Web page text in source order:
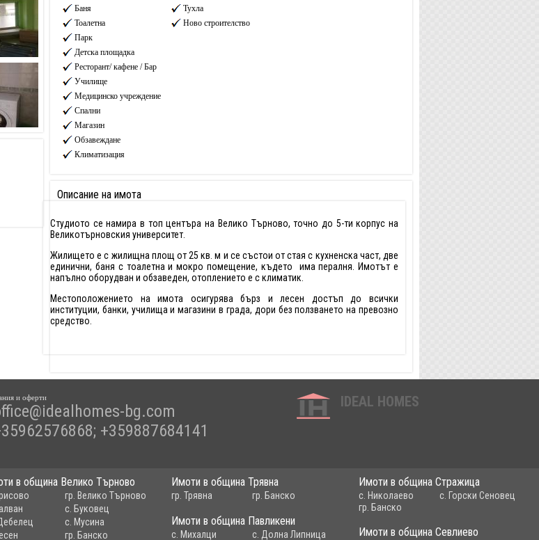
Баня
Тоалетна
Парк
Детска площадка
Ресторант/ кафене / Бар
Училище
Медицинско учреждение
Спални
Магазин
Обзавеждане
Климатизация
Тухла
Ново строителство
Описание на имота
Студиото се намира в топ центъра на Велико Търново, точно до 5-ти корпус на
Великотърновския университет.
Жилището е с жилищна площ от 25 кв. м и се състои от стая с кухненска част, две
единични, баня с тоалетна и мокро помещение, където има пералня. Имотът е
напълно оборудван и обзаведен, отоплението е с климатик.
Местоположението на имота осигурява бърз и лесен достъп до всички
институции, банки, училища и магазини в града, дори без ползването на превозно
средство.
и оферти
bg.com
+359887684141
IDEAL HOMES
в община Велико Търново
гр. Велико Търново
с. Буковец
с. Мусина
гр. Банско
Имоти в община Трявна
гр. Трявна гр. Банско
Имоти в община Стражица
с. Николаево
с. Горски Сеновец
гр. Банско
Имоти в община Павликени
с. Михалци с. Долна Липница
Имоти в община Севлиево